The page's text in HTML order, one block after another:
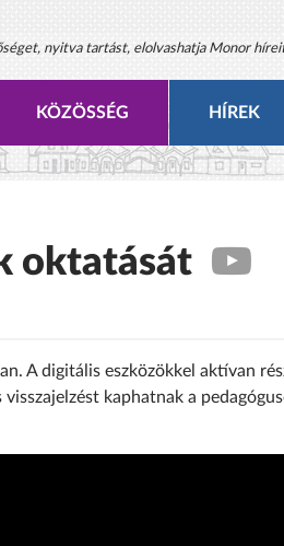
nyitva tartást, elolvashatja Monor
KÖZÖSSÉG HÍREK
oktatását
A digitális eszközökkel aktívan
kaphatnak a